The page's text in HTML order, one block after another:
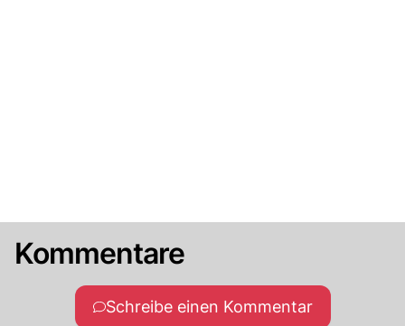
Kommentare
Schreibe einen Kommentar